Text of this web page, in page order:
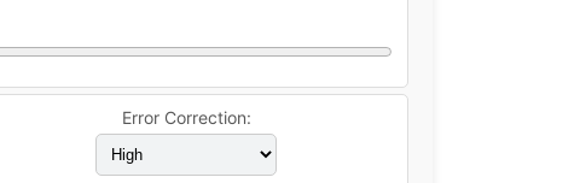
Error Correction: